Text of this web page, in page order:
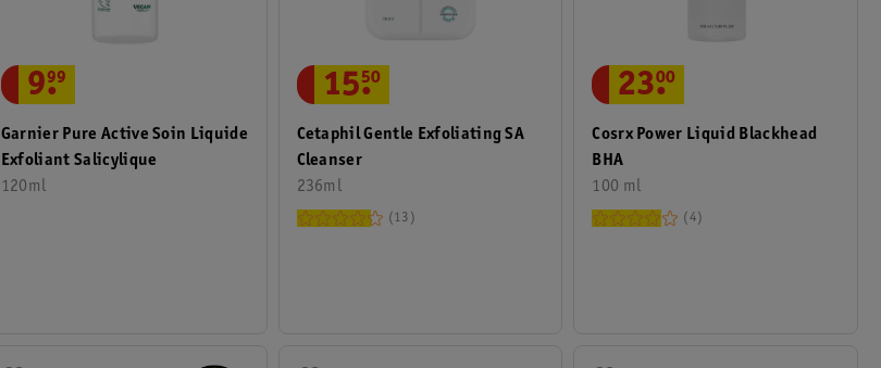
Garnier Pure Active Soin Liquide
Exfoliant Salicylique
120ml
9.
99
Cetaphil Gentle Exfoliating SA
Cleanser
236ml
15.
50
13
Cosrx Power Liquid Blackhead
BHA
100 ml
23.
00
4